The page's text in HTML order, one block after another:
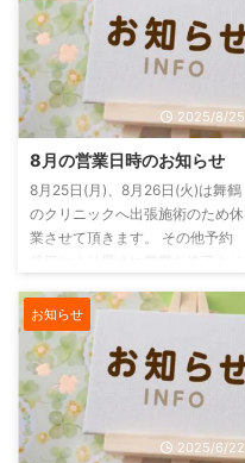
腰痛を経験していると言われてい
ます（厚生労働省, 2020）。実
は、腰痛の大きな原因の一つが
「姿勢」です。この記事では、腰
痛を引き起こす姿勢とその改善方
やすく解説します。最後まで読め
ば、今日からできる簡単な対策が
わかりますよ！ 腰痛を引き起こ
す「悪い姿勢」とは？ 悪い姿勢
2025/8/25
8月の営業日時のお知らせ
8月25日(月)、8月26日(火)は舞鶴
のクリニックへ出張施術のため休
業させて頂きます。 その他予約
予約の方はお早めにご連絡をお願
いいたします。 電話がつながら
ない場合もありますのでその場合
には、ご連絡はLINE または お問
い合わせフォーム からお願いし
ます。
お知らせ
2025/6/22